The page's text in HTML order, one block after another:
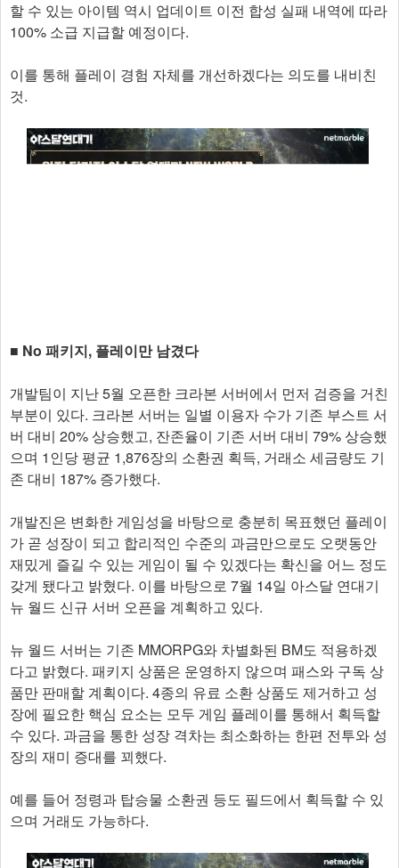
할 수 있는 아이템 역시 업데이트 이전 합성 실패 내역에 따라
100% 소급 지급할 예정이다.
이를 통해 플레이 경험 자체를 개선하겠다는 의도를 내비친
것.
■ No 패키지, 플레이만 남겼다
개발팀이 지난 5월 오픈한 크라본 서버에서 먼저 검증을 거친
부분이 있다. 크라본 서버는 일별 이용자 수가 기존 부스트 서
버 대비 20% 상승했고, 잔존율이 기존 서버 대비 79% 상승했
으며 1인당 평균 1,876장의 소환권 획득, 거래소 세금량도 기
존 대비 187% 증가했다.
개발진은 변화한 게임성을 바탕으로 충분히 목표했던 플레이
가 곧 성장이 되고 합리적인 수준의 과금만으로도 오랫동안
재밌게 즐길 수 있는 게임이 될 수 있겠다는 확신을 어느 정도
갖게 됐다고 밝혔다. 이를 바탕으로 7월 14일 아스달 연대기
뉴 월드 신규 서버 오픈을 계획하고 있다.
뉴 월드 서버는 기존 MMORPG와 차별화된 BM도 적용하겠
다고 밝혔다. 패키지 상품은 운영하지 않으며 패스와 구독 상
품만 판매할 계획이다. 4종의 유료 소환 상품도 제거하고 성
장에 필요한 핵심 요소는 모두 게임 플레이를 통해서 획득할
수 있다. 과금을 통한 성장 격차는 최소화하는 한편 전투와 성
장의 재미 증대를 꾀했다.
예를 들어 정령과 탑승물 소환권 등도 필드에서 획득할 수 있
으며 거래도 가능하다.